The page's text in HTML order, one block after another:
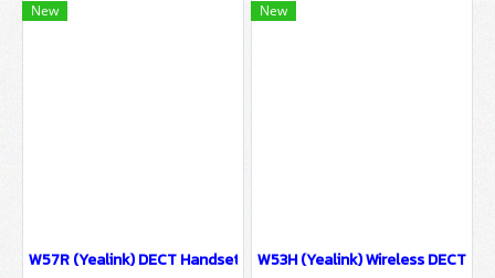
New
W57R (Yealink) DECT Handset IP-PBX Solutions
New
W53H (Yealink) Wireless DECT